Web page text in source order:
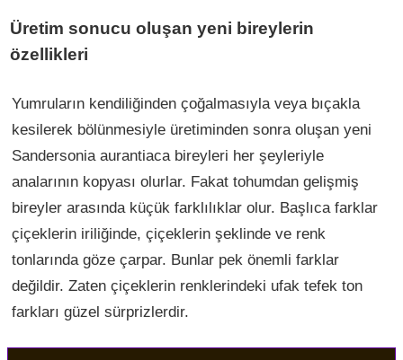
Üretim sonucu oluşan yeni bireylerin
özellikleri
Yumruların kendiliğinden çoğalmasıyla veya bıçakla
kesilerek bölünmesiyle üretiminden sonra oluşan yeni
Sandersonia aurantiaca bireyleri her şeyleriyle
analarının kopyası olurlar. Fakat tohumdan gelişmiş
bireyler arasında küçük farklılıklar olur. Başlıca farklar
çiçeklerin iriliğinde, çiçeklerin şeklinde ve renk
tonlarında göze çarpar. Bunlar pek önemli farklar
değildir. Zaten çiçeklerin renklerindeki ufak tefek ton
farkları güzel sürprizlerdir.